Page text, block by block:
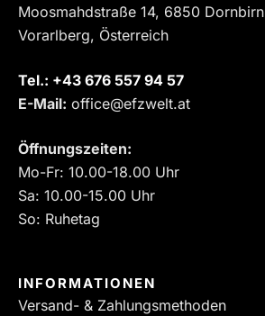
Moosmahdstraße 14, 6850 Dornbirn
Vorarlberg, Österreich
Tel.: ‎+43 676 557 94 57
E-Mail: office@efzwelt.at
Öffnungszeiten:
Mo-Fr: 10.00-18.00 Uhr
Sa: 10.00-15.00 Uhr
So: Ruhetag
INFORMATIONEN
Versand- & Zahlungsmethoden